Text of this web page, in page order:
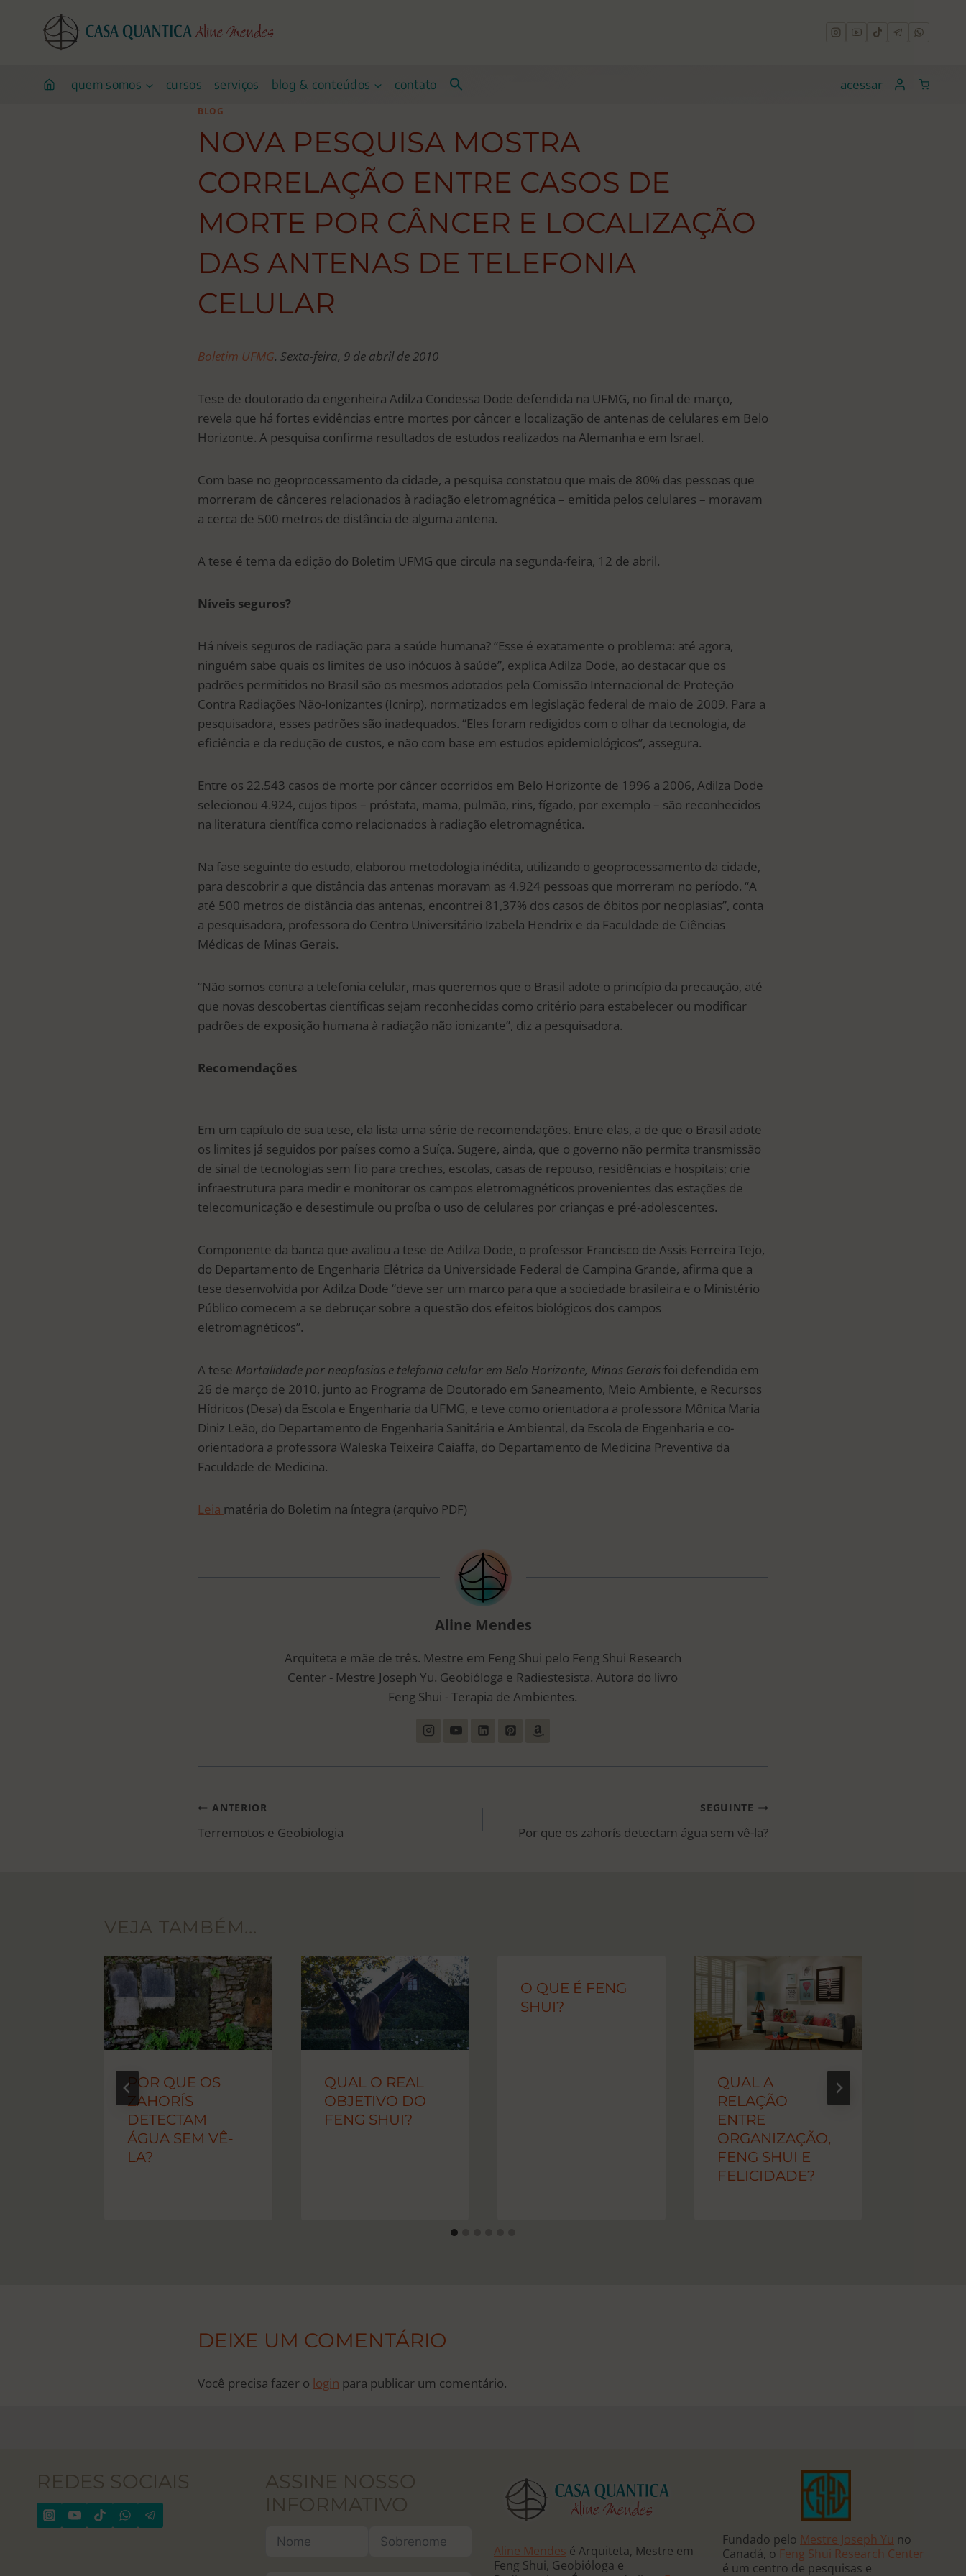
quem somos cursos serviços blog & conteúdos contato acessar
BLOG
NOVA PESQUISA MOSTRA
CORRELAÇÃO ENTRE CASOS DE
MORTE POR CÂNCER E LOCALIZAÇÃO
DAS ANTENAS DE TELEFONIA
CELULAR
Boletim UFMG. Sexta-feira, 9 de abril de 2010
Tese de doutorado da engenheira Adilza Condessa Dode defendida na UFMG, no final de março,
revela que há fortes evidências entre mortes por câncer e localização de antenas de celulares em Belo
Horizonte. A pesquisa confirma resultados de estudos realizados na Alemanha e em Israel.
Com base no geoprocessamento da cidade, a pesquisa constatou que mais de 80% das pessoas que
morreram de cânceres relacionados à radiação eletromagnética – emitida pelos celulares – moravam
a cerca de 500 metros de distância de alguma antena.
A tese é tema da edição do Boletim UFMG que circula na segunda-feira, 12 de abril.
Níveis seguros?
Há níveis seguros de radiação para a saúde humana? “Esse é exatamente o problema: até agora,
ninguém sabe quais os limites de uso inócuos à saúde”, explica Adilza Dode, ao destacar que os
padrões permitidos no Brasil são os mesmos adotados pela Comissão Internacional de Proteção
Contra Radiações Não-Ionizantes (Icnirp), normatizados em legislação federal de maio de 2009. Para a
pesquisadora, esses padrões são inadequados. “Eles foram redigidos com o olhar da tecnologia, da
eficiência e da redução de custos, e não com base em estudos epidemiológicos”, assegura.
Entre os 22.543 casos de morte por câncer ocorridos em Belo Horizonte de 1996 a 2006, Adilza Dode
selecionou 4.924, cujos tipos – próstata, mama, pulmão, rins, fígado, por exemplo – são reconhecidos
na literatura científica como relacionados à radiação eletromagnética.
Na fase seguinte do estudo, elaborou metodologia inédita, utilizando o geoprocessamento da cidade,
para descobrir a que distância das antenas moravam as 4.924 pessoas que morreram no período. “A
até 500 metros de distância das antenas, encontrei 81,37% dos casos de óbitos por neoplasias”, conta
a pesquisadora, professora do Centro Universitário Izabela Hendrix e da Faculdade de Ciências
Médicas de Minas Gerais.
“Não somos contra a telefonia celular, mas queremos que o Brasil adote o princípio da precaução, até
que novas descobertas científicas sejam reconhecidas como critério para estabelecer ou modificar
padrões de exposição humana à radiação não ionizante”, diz a pesquisadora.
Recomendações
Em um capítulo de sua tese, ela lista uma série de recomendações. Entre elas, a de que o Brasil adote
os limites já seguidos por países como a Suíça. Sugere, ainda, que o governo não permita transmissão
de sinal de tecnologias sem fio para creches, escolas, casas de repouso, residências e hospitais; crie
infraestrutura para medir e monitorar os campos eletromagnéticos provenientes das estações de
telecomunicação e desestimule ou proíba o uso de celulares por crianças e pré-adolescentes.
Componente da banca que avaliou a tese de Adilza Dode, o professor Francisco de Assis Ferreira Tejo,
do Departamento de Engenharia Elétrica da Universidade Federal de Campina Grande, afirma que a
tese desenvolvida por Adilza Dode “deve ser um marco para que a sociedade brasileira e o Ministério
Público comecem a se debruçar sobre a questão dos efeitos biológicos dos campos
eletromagnéticos”.
A tese Mortalidade por neoplasias e telefonia celular em Belo Horizonte, Minas Geraisfoi defendida em
26 de março de 2010, junto ao Programa de Doutorado em Saneamento, Meio Ambiente, e Recursos
Hídricos (Desa) da Escola e Engenharia da UFMG, e teve como orientadora a professora Mônica Maria
Diniz Leão, do Departamento de Engenharia Sanitária e Ambiental, da Escola de Engenharia e co-
orientadora a professora Waleska Teixeira Caiaffa, do Departamento de Medicina Preventiva da
Faculdade de Medicina.
Leia matéria do Boletim na íntegra (arquivo PDF)
Aline Mendes
Arquiteta e mãe de três. Mestre em Feng Shui pelo Feng Shui Research
Center - Mestre Joseph Yu. Geobióloga e Radiestesista. Autora do livro
Feng Shui - Terapia de Ambientes.
NAVEGAÇÃO
DE
ANTERIOR
Terremotos e Geobiologia
SEGUINTE
Por que os zahorís detectam água sem vê-la?
VEJA TAMBÉM...
POR QUE OS
ZAHORÍS
DETECTAM
ÁGUA SEM VÊ-
LA?
QUAL O REAL
OBJETIVO DO
FENG SHUI?
O QUE É FENG
SHUI?
QUAL A
RELAÇÃO
ENTRE
ORGANIZAÇÃO,
FENG SHUI E
FELICIDADE?
DEIXE UM COMENTÁRIO
Você precisa fazer o login para publicar um comentário.
REDES SOCIAIS
ASSINE NOSSO
INFORMATIVO
Aline Mendes é Arquiteta, Mestre em
Feng Shui, Geobióloga e
Fundado pelo Mestre Joseph Yu no
Canadá, o Feng Shui Research Center
é um centro de pesquisas e